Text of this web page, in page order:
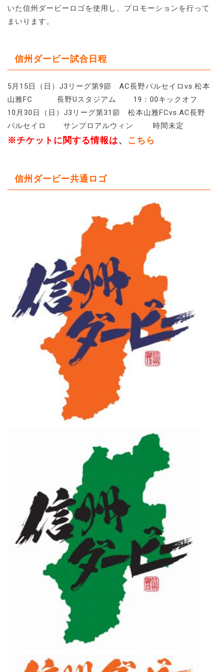
いた信州ダービーロゴを使用し、プロモーションを行って
まいります。
信州ダービー試合日程
5月15日（日）J3リーグ第9節 AC長野パルセイロvs.松本
山雅FC 長野Uスタジアム 19：00キックオフ
10月30日（日）J3リーグ第31節 松本山雅FCvs.AC長野
パルセイロ サンプロアルウィン 時間未定
※チケットに関する情報は、 こちら
信州ダービー共通ロゴ